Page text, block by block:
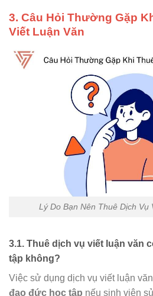
3. Câu Hỏi Thường Gặp
Viết Luận Văn
Lý Do Bạn Nên Thuê Dịch Vụ
3.1. Thuê dịch vụ viết luận văn
tập không?
Việc sử dụng dịch vụ viết luận
đạo đức học tập nếu sinh viên